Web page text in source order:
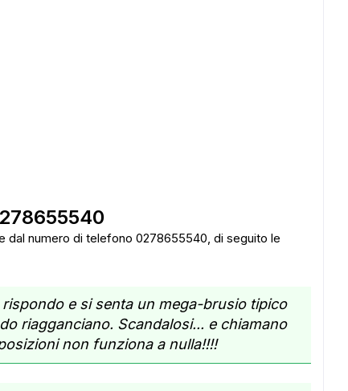
dal numero di telefono 0278655540, di seguito le
e si senta un mega-brusio tipico
riagganciano. Scandalosi... e chiamano
non funziona a nulla!!!!